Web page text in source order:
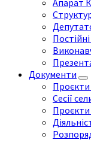
Апарат
Постійні
Документи
Проєкти
Сесії
Проєкти